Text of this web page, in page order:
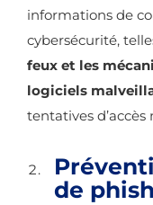
informations de
cybersécurité,
feux et les
logiciels
tentatives d’accès
de